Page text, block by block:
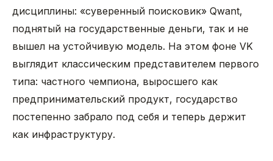
дисциплины: «суверенный поисковик» Qwant,
поднятый на государственные деньги, так и не
вышел на устойчивую модель. На этом фоне VK
выглядит классическим представителем первого
типа: частного чемпиона, выросшего как
предпринимательский продукт, государство
постепенно забрало под себя и теперь держит
как инфраструктуру.